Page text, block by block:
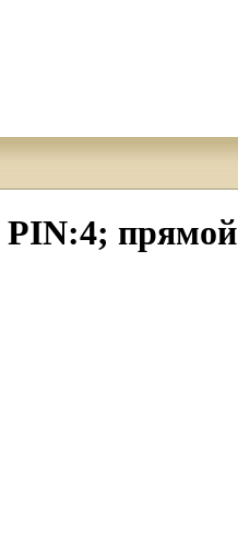
PIN:4; прямой